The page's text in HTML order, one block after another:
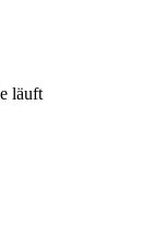
läuft